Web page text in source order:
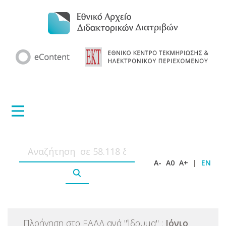
A- A0 A+ | EN
Πλοήγηση στο ΕΑΔΔ ανά "Ίδρυμα" : Ιόνιο